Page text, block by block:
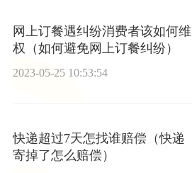
网上订餐遇纠纷消费者该如何维
权（如何避免网上订餐纠纷）
2023-05-25 10:53:54
快递超过7天怎找谁赔偿（快递
寄掉了怎么赔偿）